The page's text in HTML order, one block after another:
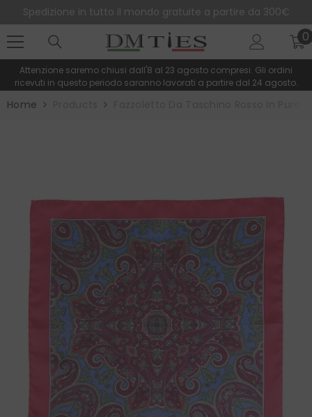
Spedizione in tutto il mondo gratuite a partire da 300€
00
Attenzione saremo chiusi dall'8 al 23 agosto compresi. Gli ordini
ricevuti in questo periodo saranno lavorati a partire dal 24 agosto.
Home